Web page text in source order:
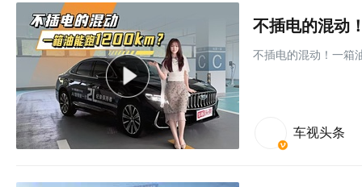
不插电的混动
不插电的混动！一箱
车视头条